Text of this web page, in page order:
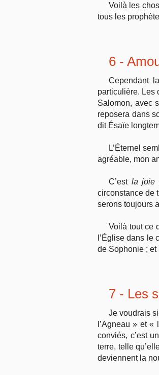
Voilà les
tous les
6 -
Cependant
particulière. Les
Salomon, avec
reposera dans
dit Ésaïe
L’Éternel
agréable, mon
C’est la joie
circonstance de
serons toujours
Voilà tout ce
l’Église dans le
de Sophonie ; et
7 - Les
Je voudrais
l’Agneau » et
conviés, c’est
terre, telle
deviennent la